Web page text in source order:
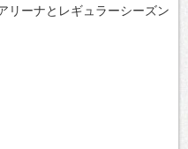
リーナとレギュラーシーズン